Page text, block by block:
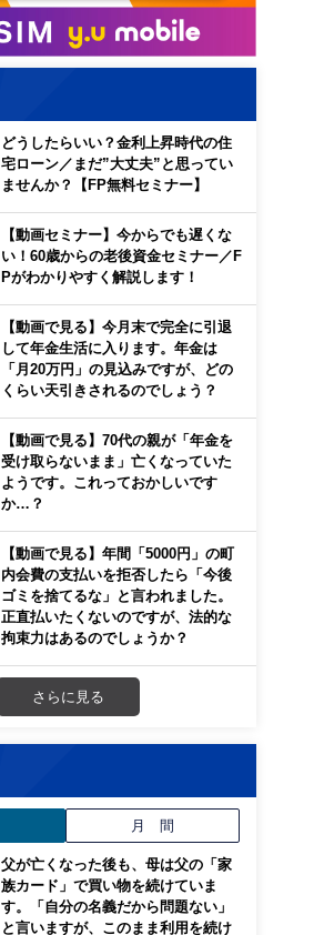
どうしたらいい？金利上昇時代の住
宅ローン／まだ”大丈夫”と思ってい
ませんか？【FP無料セミナー】
【動画セミナー】今からでも遅くな
い！60歳からの老後資金セミナー／F
Pがわかりやすく解説します！
【動画で見る】今月末で完全に引退
して年金生活に入ります。年金は
「月20万円」の見込みですが、どの
くらい天引きされるのでしょう？
【動画で見る】70代の親が「年金を
受け取らないまま」亡くなっていた
ようです。これっておかしいです
か…？
【動画で見る】年間「5000円」の町
内会費の支払いを拒否したら「今後
ゴミを捨てるな」と言われました。
正直払いたくないのですが、法的な
拘束力はあるのでしょうか？
さらに見る
月 間
父が亡くなった後も、母は父の「家
族カード」で買い物を続けていま
す。「自分の名義だから問題ない」
と言いますが、このまま利用を続け